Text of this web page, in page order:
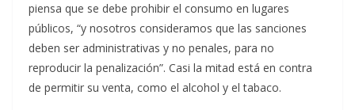
piensa que se debe prohibir el consumo en lugares
públicos, “y nosotros consideramos que las sanciones
deben ser administrativas y no penales, para no
reproducir la penalización”. Casi la mitad está en contra
de permitir su venta, como el alcohol y el tabaco.